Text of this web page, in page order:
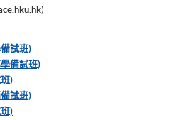
)
試班)
備試班)
)
試班)
)